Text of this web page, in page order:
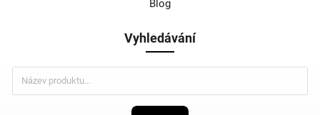
Blog
Vyhledávání